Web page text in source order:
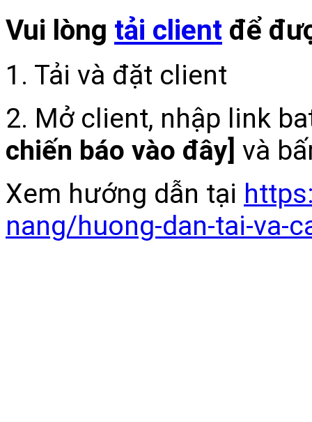
Vui lòng tải client để
1. Tải và đặt client
2. Mở client, nhập link
chiến báo vào đây] và
Xem hướng dẫn tại
nang/huong-dan-tai-va-